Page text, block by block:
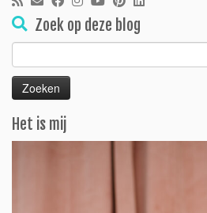
Zoek op deze blog
naar:
Het is mij